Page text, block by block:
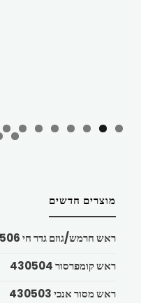
מוצרים חדשים
ראש חרמש/גוזם גדר חי 430506
ראש קומפרסור 430504
ראש מסור אנכי 430503